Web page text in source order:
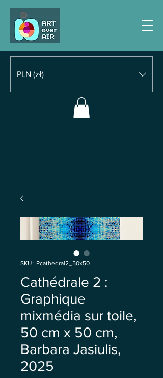
PLN (zł)
SKU : Pcathedral2_50x50
Cathédrale 2 :
Graphique
mixmédia sur toile,
50 cm x 50 cm,
Barbara Jasiulis,
2025